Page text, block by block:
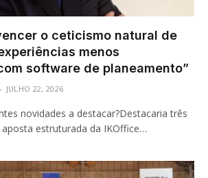
o ceticismo natural de
menos
software de planeamento”
JULHO 22, 2026
novidades a destacar?Destacaria três
estruturada da IKOffice…